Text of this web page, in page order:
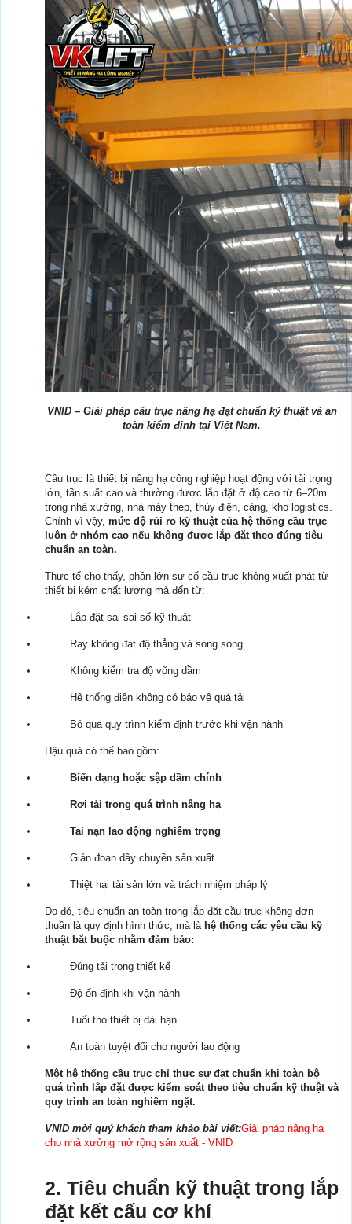
VNID – Giải pháp cầu trục nâng hạ đạt chuẩn kỹ thuật và an
toàn kiểm định tại Việt Nam.
Cầu trục là thiết bị nâng hạ công nghiệp hoạt động với tải trọng
lớn, tần suất cao và thường được lắp đặt ở độ cao từ 6–20m
trong nhà xưởng, nhà máy thép, thủy điện, cảng, kho logistics.
Chính vì vậy, mức độ rủi ro kỹ thuật của hệ thống cầu trục
luôn ở nhóm cao nếu không được lắp đặt theo đúng tiêu
chuẩn an toàn.
Thực tế cho thấy, phần lớn sự cố cầu trục không xuất phát từ
thiết bị kém chất lượng mà đến từ:
Lắp đặt sai sai số kỹ thuật
Ray không đạt độ thẳng và song song
Không kiểm tra độ võng dầm
Hệ thống điện không có bảo vệ quá tải
Bỏ qua quy trình kiểm định trước khi vận hành
Hậu quả có thể bao gồm:
Biến dạng hoặc sập dầm chính
Rơi tải trong quá trình nâng hạ
Tai nạn lao động nghiêm trọng
Gián đoạn dây chuyền sản xuất
Thiệt hại tài sản lớn và trách nhiệm pháp lý
Do đó, tiêu chuẩn an toàn trong lắp đặt cầu trục không đơn
thuần là quy định hình thức, mà là hệ thống các yêu cầu kỹ
thuật bắt buộc nhằm đảm bảo:
Đúng tải trọng thiết kế
Độ ổn định khi vận hành
Tuổi thọ thiết bị dài hạn
An toàn tuyệt đối cho người lao động
Một hệ thống cầu trục chỉ thực sự đạt chuẩn khi toàn bộ
quá trình lắp đặt được kiểm soát theo tiêu chuẩn kỹ thuật và
quy trình an toàn nghiêm ngặt.
VNID mời quý khách tham khảo bài viết:Giải pháp nâng hạ
cho nhà xưởng mở rộng sản xuất - VNID
2. Tiêu chuẩn kỹ thuật trong lắp
đặt kết cấu cơ khí